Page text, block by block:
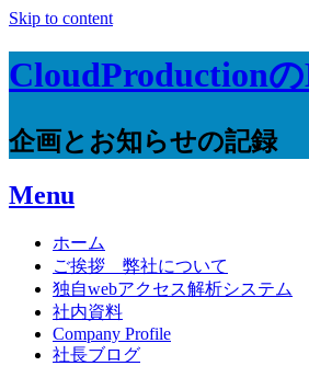
Skip to content
CloudProduction
企画とお知らせの記録
Menu
ホーム
ご挨拶 弊社について
独自webアクセス解析システム
社内資料
Company Profile
社長ブログ